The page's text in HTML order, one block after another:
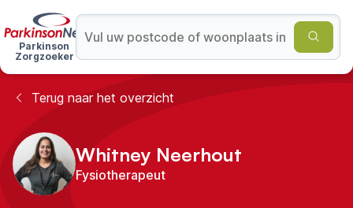
Parkinson
Zorgzoeker
Terug naar het overzicht
Whitney Neerhout
Fysiotherapeut